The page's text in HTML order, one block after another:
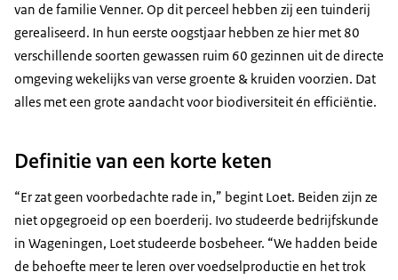
van de familie Venner. Op dit perceel hebben zij een tuinderij
gerealiseerd. In hun eerste oogstjaar hebben ze hier met 80
verschillende soorten gewassen ruim 60 gezinnen uit de directe
omgeving wekelijks van verse groente & kruiden voorzien. Dat
alles met een grote aandacht voor biodiversiteit én efficiëntie.
Definitie van een korte keten
“Er zat geen voorbedachte rade in,” begint Loet. Beiden zijn ze
niet opgegroeid op een boerderij. Ivo studeerde bedrijfskunde
in Wageningen, Loet studeerde bosbeheer. “We hadden beide
de behoefte meer te leren over voedselproductie en het trok